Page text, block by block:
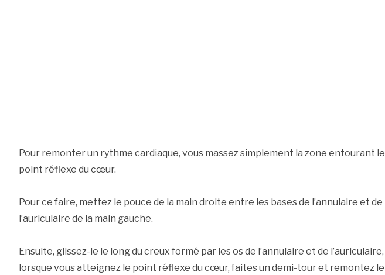
Pour remonter un rythme cardiaque, vous massez simplement la zone entourant le
point réflexe du cœur.
Pour ce faire, mettez le pouce de la main droite entre les bases de l’annulaire et de
l’auriculaire de la main gauche.
Ensuite, glissez-le le long du creux formé par les os de l’annulaire et de l’auriculaire,
lorsque vous atteignez le point réflexe du cœur, faites un demi-tour et remontez le